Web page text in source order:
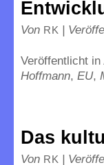
Von RK |
Veröffentlicht in
Hoffmann, EU,
Das
Von RK |